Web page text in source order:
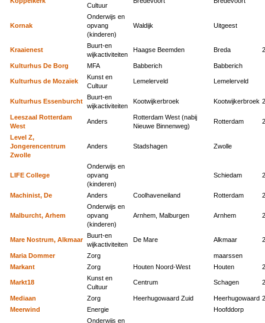
Cultuur
Kornak
Onderwijs en
opvang
(kinderen)
Waldijk Uitgeest
Kraaienest
Buurt-en
wijkactiviteiten
Haagse Beemden Breda
Kulturhus De Borg MFA Babberich Babberich
Kulturhus de Mozaïek
Kunst en
Cultuur
Lemelerveld Lemelerveld
Kulturhus Essenburcht
Buurt-en
wijkactiviteiten
Kootwijkerbroek Kootwijkerbroek
Leeszaal Rotterdam
West
Anders
Rotterdam West (nabij
Nieuwe Binnenweg)
Rotterdam
Level Z,
Jongerencentrum
Zwolle
Anders Stadshagen Zwolle
LIFE College
Onderwijs en
opvang
(kinderen)
Schiedam
Machinist, De Anders Coolhaveneiland Rotterdam
Malburcht, Arhem
Onderwijs en
opvang
(kinderen)
Arnhem, Malburgen Arnhem
Mare Nostrum, Alkmaar
Buurt-en
wijkactiviteiten
De Mare Alkmaar
Maria Dommer Zorg
maarssen
Markant
Zorg Houten Noord-West Houten
Markt18
Kunst en
Cultuur
Centrum Schagen
Mediaan Zorg Heerhugowaard Zuid Heerhugowaard
Meerwind
Energie Hoofddorp
Onderwijs en